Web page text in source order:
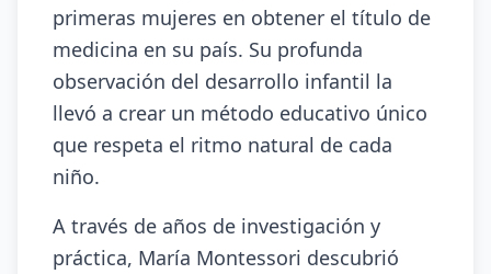
primeras mujeres en obtener el título de
medicina en su país. Su profunda
observación del desarrollo infantil la
llevó a crear un método educativo único
que respeta el ritmo natural de cada
niño.
A través de años de investigación y
práctica, María Montessori descubrió